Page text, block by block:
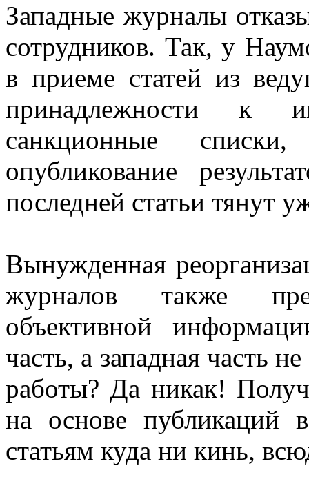
Западные журналы
сотрудников. Так, у
в приеме статей из
принадлежности к
санкционные
опубликование
последней статьи тянут
Вынужденная
журналов также
объективной
часть, а западная часть
работы? Да никак!
на основе
статьям куда ни кинь,